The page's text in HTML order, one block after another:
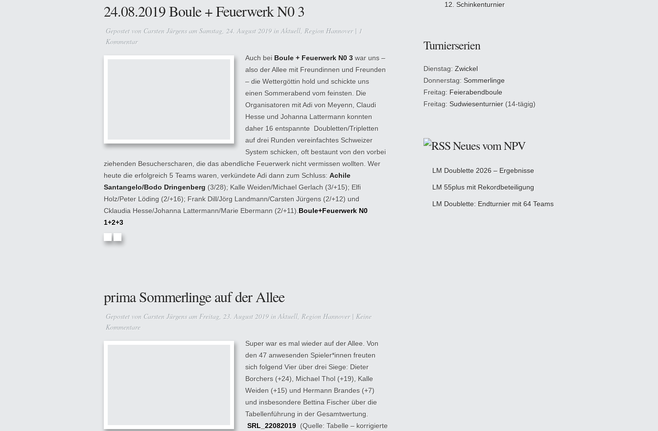
24.08.2019 Boule + Feuerwerk N0 3
Gepostet von Carsten Jürgens am Samstag, 24. August 2019 in Aktuell, Region Hannover| 1
Kommentar
Auch bei Boule + Feuerwerk N0 3 war uns –
also der Allee mit Freundinnen und Freunden
– die Wettergöttin hold und schickte uns
einen Sommerabend vom feinsten. Die
Organisatoren mit Adi von Meyenn, Claudi
Hesse und Johanna Lattermann konnten
daher 16 entspannte Doubletten/Tripletten
auf drei Runden vereinfachtes Schweizer
System schicken, oft bestaunt von den vorbei
ziehenden Besucherscharen, die das abendliche Feuerwerk nicht vermissen wollten. Wer
heute die erfolgreich 5 Teams waren, verkündete Adi dann zum Schluss: Achile
Santangelo/Bodo Dringenberg (3/28); Kalle Weiden/Michael Gerlach (3/+15); Elfi
Holz/Peter Löding (2/+16); Frank Dill/Jörg Landmann/Carsten Jürgens (2/+12) und
Cklaudia Hesse/Johanna Lattermann/Marie Ebermann (2/+11). Boule+Feuerwerk N0
1+2+3
prima Sommerlinge auf der Allee
Gepostet von Carsten Jürgens am Freitag, 23. August 2019 in Aktuell, Region Hannover| Keine
Kommentare
Super war es mal wieder auf der Allee. Von
den 47 anwesenden Spieler*innen freuten
sich folgend Vier über drei Siege: Dieter
Borchers (+24), Michael Thol (+19), Kalle
Weiden (+15) und Hermann Brandes (+7)
und insbesondere Bettina Fischer über die
Tabellenführung in der Gesamtwertung.
SRL_22082019 (Quelle: Tabelle – korrigierte
12. Schinkenturnier
Turnierserien
Dienstag: Zwickel
Donnerstag: Sommerlinge
Freitag: Feierabendboule
Freitag: Sudwiesenturnier (14-tägig)
Neues vom NPV
LM Doublette 2026 – Ergebnisse
LM 55plus mit Rekordbeteiligung
LM Doublette: Endturnier mit 64 Teams